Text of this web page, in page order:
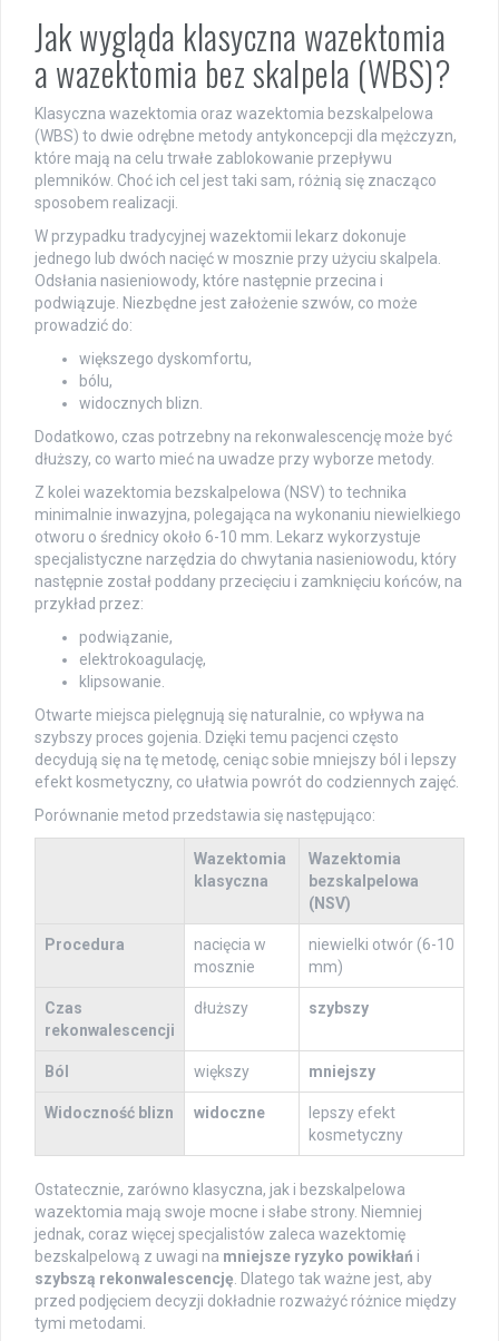
Jak wygląda klasyczna wazektomia
a wazektomia bez skalpela (WBS)?
Klasyczna wazektomia oraz wazektomia bezskalpelowa
(WBS) to dwie odrębne metody antykoncepcji dla mężczyzn,
które mają na celu trwałe zablokowanie przepływu
plemników. Choć ich cel jest taki sam, różnią się znacząco
sposobem realizacji.
W przypadku tradycyjnej wazektomii lekarz dokonuje
jednego lub dwóch nacięć w mosznie przy użyciu skalpela.
Odsłania nasieniowody, które następnie przecina i
podwiązuje. Niezbędne jest założenie szwów, co może
prowadzić do:
większego dyskomfortu,
bólu,
widocznych blizn.
Dodatkowo, czas potrzebny na rekonwalescencję może być
dłuższy, co warto mieć na uwadze przy wyborze metody.
Z kolei wazektomia bezskalpelowa (NSV) to technika
minimalnie inwazyjna, polegająca na wykonaniu niewielkiego
otworu o średnicy około 6-10 mm. Lekarz wykorzystuje
specjalistyczne narzędzia do chwytania nasieniowodu, który
następnie został poddany przecięciu i zamknięciu końców, na
przykład przez:
podwiązanie,
elektrokoagulację,
klipsowanie.
Otwarte miejsca pielęgnują się naturalnie, co wpływa na
szybszy proces gojenia. Dzięki temu pacjenci często
decydują się na tę metodę, ceniąc sobie mniejszy ból i lepszy
efekt kosmetyczny, co ułatwia powrót do codziennych zajęć.
Porównanie metod przedstawia się następująco:
Wazektomia
klasyczna
Wazektomia
bezskalpelowa
(NSV)
Procedura
nacięcia w
mosznie
niewielki otwór (6-10
mm)
Czas
rekonwalescencji
dłuższy szybszy
Ból większy mniejszy
Widoczność blizn widoczne
lepszy efekt
kosmetyczny
Ostatecznie, zarówno klasyczna, jak i bezskalpelowa
wazektomia mają swoje mocne i słabe strony. Niemniej
jednak, coraz więcej specjalistów zaleca wazektomię
bezskalpelową z uwagi na mniejsze ryzyko powikłań i
szybszą rekonwalescencję . Dlatego tak ważne jest, aby
przed podjęciem decyzji dokładnie rozważyć różnice między
tymi metodami.